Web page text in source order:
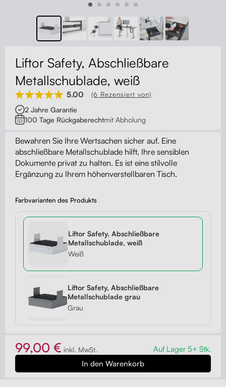
Kabelmanagement
Monitorständer
Tischtrennwände
Rückenlehnen
Kontakt
Liftor Safety, Abschließbare
Metallschublade, weiß
5.00 (6 Rezensiert von)
2 Jahre Garantie
100 Tage Rückgaberechtmit Abholung
Bewahren Sie Ihre Wertsachen sicher auf. Eine
abschließbare Metallschublade hilft, Ihre sensiblen
Dokumente privat zu halten. Es ist eine stilvolle
Ergänzung zu Ihrem höhenverstellbaren Tisch.
Farbvarianten des Produkts
Liftor Safety, Abschließbare
Metallschublade, weiß
Weiß
Liftor Safety, Abschließbare
Metallschublade grau
Grau
99,00 € inkl. MwSt. Auf Lager 5+ Stk.